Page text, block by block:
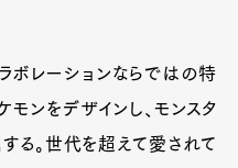
ボレーションならではの特
ンをデザインし、モンスタ
る。世代を超えて愛されて